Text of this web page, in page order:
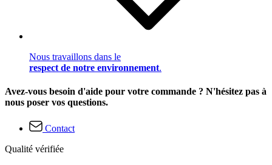
Nous travaillons dans le
respect de notre environnement.
Avez-vous besoin d'aide pour votre commande ? N'hésitez pas à
nous poser vos questions.
Contact
Qualité vérifiée